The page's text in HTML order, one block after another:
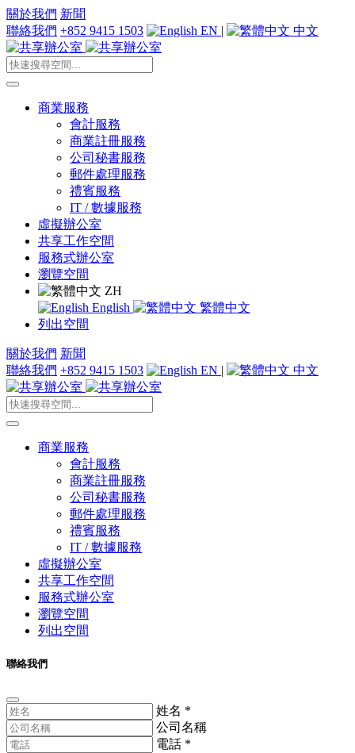
關於我們 新聞
聯絡我們 +852 9415 1503 EN | 中文
商業服務
會計服務
商業註冊服務
公司秘書服務
郵件處理服務
禮賓服務
IT / 數據服務
虛擬辦公室
共享工作空間
服務式辦公室
瀏覽空間
ZH
English
繁體中文
列出空間
關於我們 新聞
聯絡我們 +852 9415 1503 EN | 中文
商業服務
會計服務
商業註冊服務
公司秘書服務
郵件處理服務
禮賓服務
IT / 數據服務
虛擬辦公室
共享工作空間
服務式辦公室
瀏覽空間
列出空間
聯絡我們
姓名 *
公司名稱
電話 *